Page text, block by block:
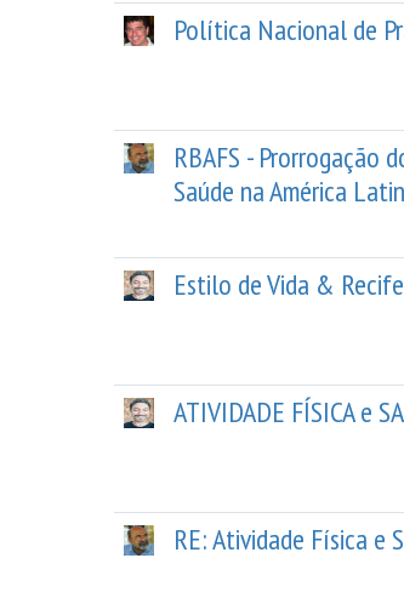
Política Nacional de
RBAFS - Prorrogação
Saúde na América
Estilo de Vida &
ATIVIDADE FÍSICA e
RE: Atividade Física e